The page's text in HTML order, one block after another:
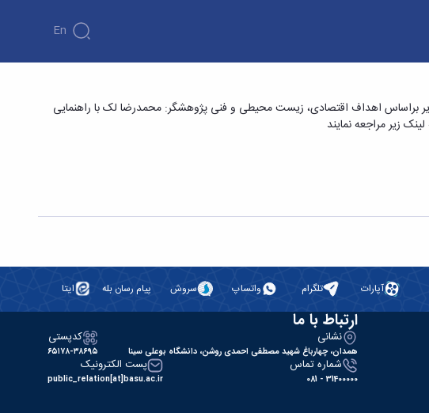
En
مشخصه‌های افتی ریزتولیدات کنترل پذیر براساس
براساس اهداف اقتصادی، زیست محیطی و فنی پژوهشگر: محمدرضا لک با راهنمایی
آپارات تلگرام واتساپ سروش پیام رسان بله ایتا
ارتباط با ما
نشانی
همدان، چهارباغ شهید مصطفی احمدی روشن، دانشگاه بوعلی سینا
کدپستی
۶۵۱۷۸-۳۸۶۹۵
شماره تماس
31400000 - 081
پست الکترونیک
public_relation[at]basu.ac.ir